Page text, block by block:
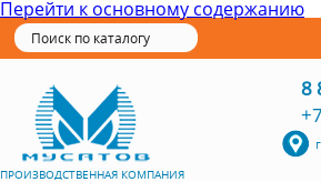
Перейти к основному содержанию
ПРОИЗВОДСТВЕННАЯ КОМПАНИЯ
8